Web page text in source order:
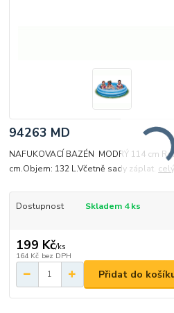
94263 MD
NAFUKOVACÍ BAZÉN MODRÝ 114 cm
cm.Objem: 132 L.Včetně sady záplat.
Dostupnost Skladem 4 ks
199 Kč/ks
164 Kč bez DPH
Přidat do